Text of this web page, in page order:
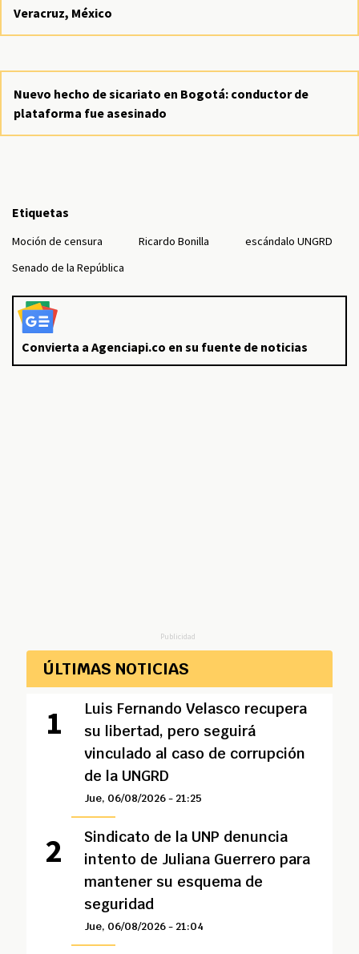
Veracruz, México
Nuevo hecho de sicariato en Bogotá: conductor de
plataforma fue asesinado
Etiquetas
Moción de censura Ricardo Bonilla
escándalo UNGRD
Senado de la República
Convierta a Agenciapi.co en su fuente de noticias
Publicidad
ÚLTIMAS NOTICIAS
Luis Fernando Velasco recupera
su libertad, pero seguirá
vinculado al caso de corrupción
de la UNGRD
Jue, 06/08/2026 - 21:25
Sindicato de la UNP denuncia
intento de Juliana Guerrero para
mantener su esquema de
seguridad
Jue, 06/08/2026 - 21:04